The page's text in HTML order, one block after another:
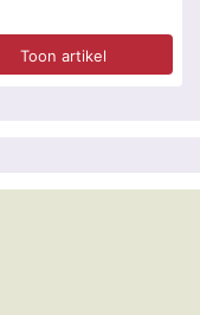
Toon artikel